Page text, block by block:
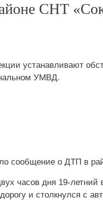
СНТ
устанавливают
УМВД.
сообщение о ДТП в
часов дня 19-
и столкнулся с